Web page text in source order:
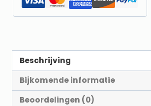
Beschrijving
Bijkomende informatie
Beoordelingen (0)